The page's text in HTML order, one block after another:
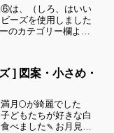
は、（しろ、はいい
ーズを使用しました
のカテゴリー欄よ
覗いてみてください^
整して...
] 図案・小さめ・
月🌕が綺麗でした
どもたちが好きな白
べました🍡お月見の